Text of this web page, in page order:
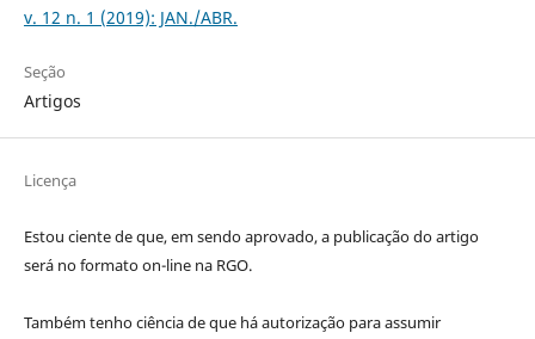
v. 12 n. 1 (2019): JAN./ABR.
Seção
Artigos
Licença
Estou ciente de que, em sendo aprovado, a publicação do artigo
será no formato on-line na RGO.
Também tenho ciência de que há autorização para assumir